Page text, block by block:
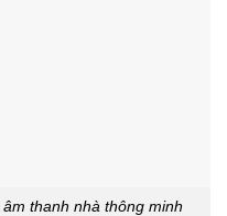
thanh nhà thông minh